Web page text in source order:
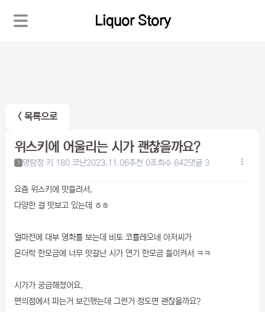
Liquor Story
< 목록으로
위스키에 어울리는 시가 괜찮을까요?
1 명탐정 키 180 코난2023.11.06추천 0조회수 642댓글 3
요즘 위스키에 맛들려서,
다양한 걸 맛보고 있는데 ㅎㅎ
얼마전에 대부 영화를 보는데 비토 코를레오네 아저씨가
온더락 한모금에 너무 맛갈난 시가 연기 한모금 들이켜서 ㅋㅋ
시가가 궁금해졌어요,
편의점에서 파는거 보긴했는데 그런거 정도면 괜찮을까요?